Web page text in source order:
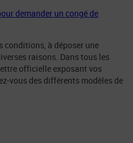
demander un congé de
conditions, à déposer une
raisons. Dans tous les
officielle exposant vos
vous des différents modèles de